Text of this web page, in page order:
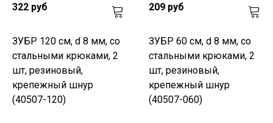
322 руб
ЗУБР 120 см, d 8 мм, со
стальными крюками, 2
шт, резиновый,
крепежный шнур
(40507-120)
209 руб
ЗУБР 60 см, d 8 мм, со
стальными крюками, 2
шт, резиновый,
крепежный шнур
(40507-060)